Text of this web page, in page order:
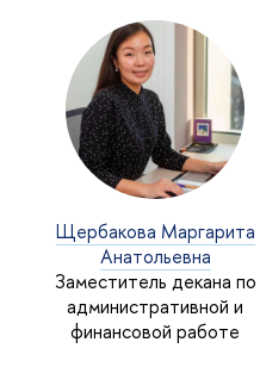
Щербакова Маргарита
Анатольевна
Заместитель декана по
административной и
финансовой работе